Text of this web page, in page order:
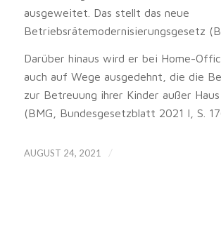
ausgeweitet. Das stellt das neue
Betriebsrätemodernisierungsgesetz
Darüber hinaus wird er bei Home-
auch auf Wege ausgedehnt, die die
zur Betreuung ihrer Kinder außer Haus
(BMG, Bundesgesetzblatt 2021 I, S.
AUGUST 24, 2021 /